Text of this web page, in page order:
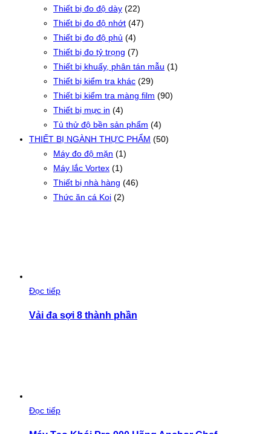
Thiết bị đo độ dày (22)
Thiết bị đo độ nhớt (47)
Thiết bị đo độ phủ (4)
Thiết bị đo tỷ trọng (7)
Thiết bị khuấy, phân tán mẫu (1)
Thiết bị kiểm tra khác (29)
Thiết bị kiểm tra màng film (90)
Thiết bị mực in (4)
Tủ thử độ bền sản phẩm (4)
THIẾT BỊ NGÀNH THỰC PHẨM (50)
Máy đo độ mặn (1)
Máy lắc Vortex (1)
Thiết bị nhà hàng (46)
Thức ăn cá Koi (2)
Đọc tiếp
Vải đa sợi 8 thành phần
Đọc tiếp